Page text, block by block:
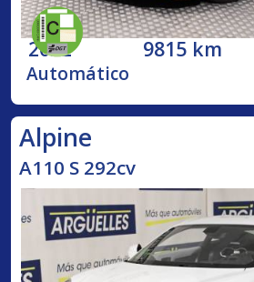
2022 9815 km
Automático
Alpine
A110 S 292cv